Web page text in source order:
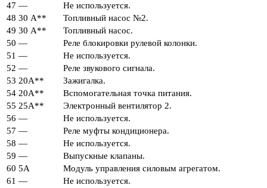
47 —
Не используется.
48 30 А**
Топливный насос №2.
49 30 А**
Топливный насос.
50 —
Реле блокировки рулевой колонки.
51 —
Не используется.
52 —
Реле звукового сигнала.
53 20А**
Зажигалка.
54 20А**
Вспомогательная точка питания.
55 25А**
Электронный вентилятор 2.
56 —
Не используется.
57 —
Реле муфты кондиционера.
58 —
Не используется.
59 —
Выпускные клапаны.
60 5А
Модуль управления силовым агрегатом.
61 —
Не используется.